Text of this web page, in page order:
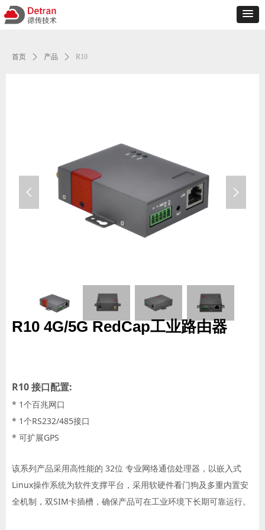
넳 넲
R10 4G/5G RedCap工业路由器
R10 接口配置:
* 1个百兆网口
* 1个RS232/485接口
* 可扩展GPS
该系列产品采用高性能的 32位 专业网络通信处理器，以嵌入式
Linux操作系统为软件支撑平台，采用软硬件看门狗及多重内置安
全机制，双SIM卡插槽，确保产品可在工业环境下长期可靠运行。
首页 ꄲ 产品 ꄲ R10